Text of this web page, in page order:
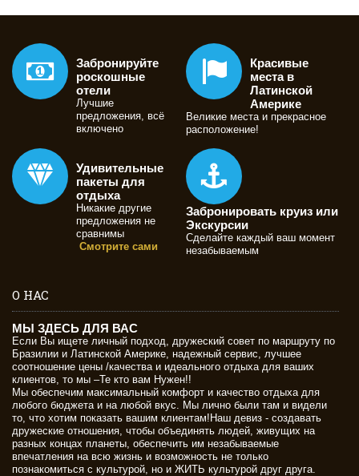
Забронируйте
роскошные
отели
Лучшие
предложения, всё
включено
Красивые
места в
Латинской
Америке
Великие места и прекрасное
расположение!
Удивительные
пакеты для
отдыха
Никакие другие
предложения не
сравнимы
Смотрите сами
Забронировать круиз или
Экскурсии
Сделайте каждый ваш момент
незабываемым
О НАС
МЫ ЗДЕСЬ ДЛЯ ВАС
Если Вы ищете личный подход, дружеский совет по маршруту по
Бразилии и Латинской Америке, надежный сервис, лучшее
соотношение цены /качества и идеального отдыха для ваших
клиентов, то мы –Те кто вам Нужен!!
Мы обеспечим максимальный комфорт и качество отдыха для
любого бюджета и на любой вкус. Мы лично были там и видели
то, что хотим показать вашим клиентам!Наш девиз - создавать
дружеские отношения, чтобы объединять людей, живущих на
разных концах планеты, обеспечить им незабываемые
впечатления на всю жизнь и возможность не только
познакомиться с культурой, но и ЖИТЬ культурой друг друга.